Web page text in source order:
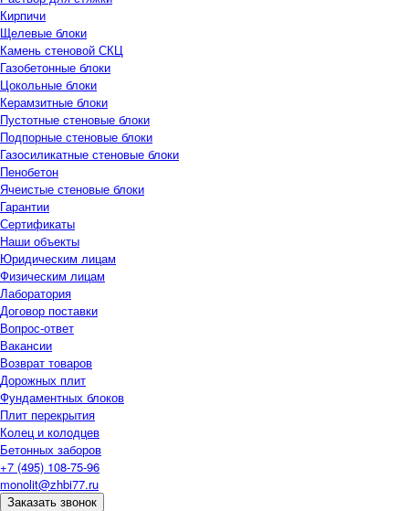
Кирпичи
Щелевые блоки
Камень стеновой СКЦ
Газобетонные блоки
Цокольные блоки
Керамзитные блоки
Пустотные стеновые блоки
Подпорные стеновые блоки
Газосиликатные стеновые блоки
Пенобетон
Ячеистые стеновые блоки
Гарантии
Сертификаты
Наши объекты
Юридическим лицам
Физическим лицам
Лаборатория
Договор поставки
Вопрос-ответ
Вакансии
Возврат товаров
Дорожных плит
Фундаментных блоков
Плит перекрытия
Колец и колодцев
Бетонных заборов
+7 (495) 108-75-96
monolit@zhbi77.ru
Заказать звонок